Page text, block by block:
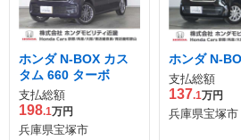
ホンダ N-BOX カス
タム 660 ターボ
支払総額
198.1万円
兵庫県宝塚市
ホンダ N-
支払総額
137.1万円
兵庫県宝塚市